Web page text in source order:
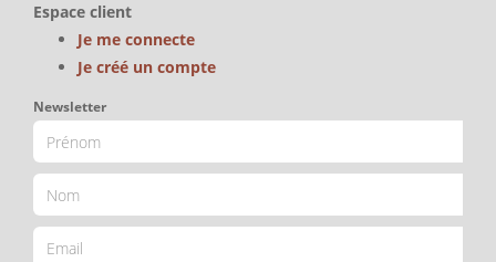
Espace client
Je me connecte
Je créé un compte
Newsletter